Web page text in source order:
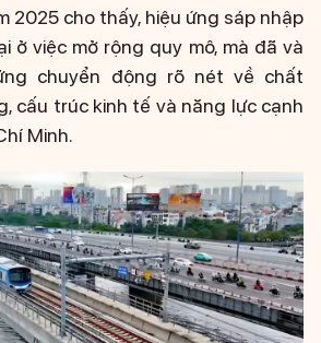
2025 cho thấy, hiệu ứng sáp nhập
ở việc mở rộng quy mô, mà đã và
chuyển động rõ nét về chất
cấu trúc kinh tế và năng lực cạnh
Minh.